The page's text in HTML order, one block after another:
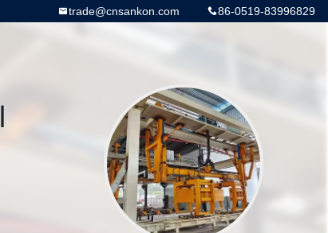
86-0519-83996829
trade@cnsankon.com